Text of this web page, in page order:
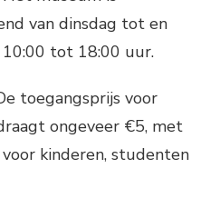
van dinsdag tot en
10:00 tot 18:00 uur.
toegangsprijs voor
ongeveer €5, met
kinderen, studenten